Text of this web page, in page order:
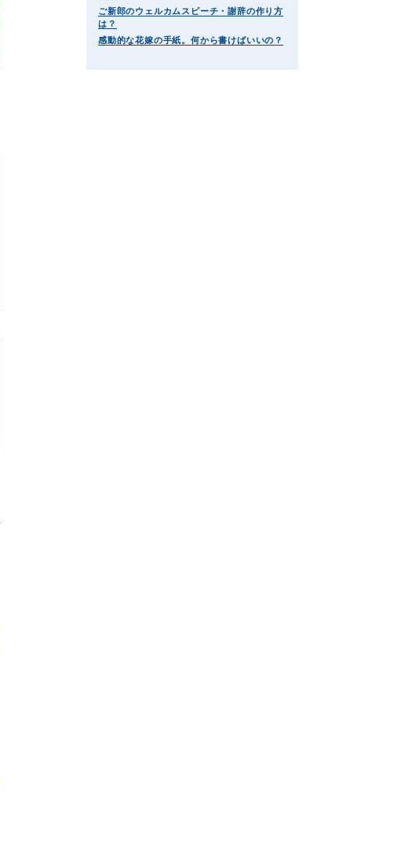
ご新郎のウェルカムスピーチ・謝辞の作り方
は？
感動的な花嫁の手紙。何から書けばいいの？